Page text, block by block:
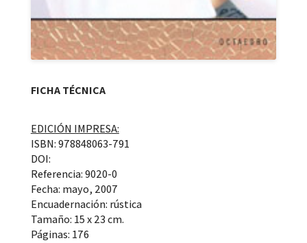
FICHA TÉCNICA
EDICIÓN IMPRESA:
ISBN: 978848063-791
DOI:
Referencia: 9020-0
Fecha: mayo, 2007
Encuadernación: rústica
Tamaño: 15 x 23 cm.
Páginas: 176